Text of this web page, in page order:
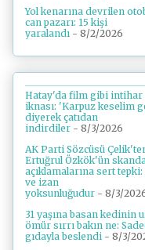
Yol kenarına devrilen
can pazarı: 15 kişi
yaralandı - 8/2/2026
Hatay'da film gibi intihar
iknası: 'Karpuz keselim
diyerek çatıdan
indirdiler - 8/3/2026
AK Parti Sözcüsü
Ertuğrul Özkök'ün
açıklamalarına sert tepki:
ve izan
yoksunluğudur - 8/3/
31 yaşına basan kedinin
ömür sırrı bakın ne:
gıdayla beslendi - 8/3/